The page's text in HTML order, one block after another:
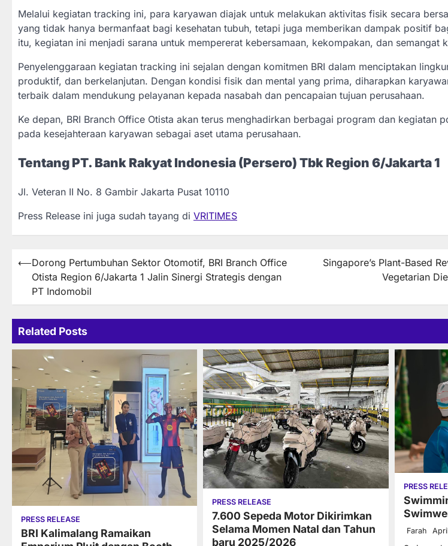
Melalui kegiatan tracking ini, para karyawan diajak untuk melakukan aktivitas fisik secara
yang tidak hanya bermanfaat bagi kesehatan tubuh, tetapi juga memberikan dampak positif
itu, kegiatan ini menjadi sarana untuk mempererat kebersamaan, kekompakan, dan semangat
Penyelenggaraan kegiatan tracking ini sejalan dengan komitmen BRI dalam menciptakan
produktif, dan berkelanjutan. Dengan kondisi fisik dan mental yang prima, diharapkan
terbaik dalam mendukung pelayanan kepada nasabah dan pencapaian tujuan perusahaan.
Ke depan, BRI Branch Office Otista akan terus menghadirkan berbagai program dan kegiatan
pada kesejahteraan karyawan sebagai aset utama perusahaan.
Tentang PT. Bank Rakyat Indonesia (Persero) Tbk Region 6/Jakarta 1
Jl. Veteran II No. 8 Gambir Jakarta Pusat 10110
Press Release ini juga sudah tayang di VRITIMES
Post
navigation
⟵Dorong Pertumbuhan Sektor Otomotif, BRI Branch Office
Otista Region 6/Jakarta 1 Jalin Sinergi Strategis dengan
PT Indomobil
Singapore’s Plant-Based
Vegetarian
Related Posts
PRESS RELEASE
BRI Kalimalang Ramaikan
PRESS RELEASE
7.600 Sepeda Motor Dikirimkan
Selama Momen Natal dan Tahun
baru 2025/2026
PRESS
Farah